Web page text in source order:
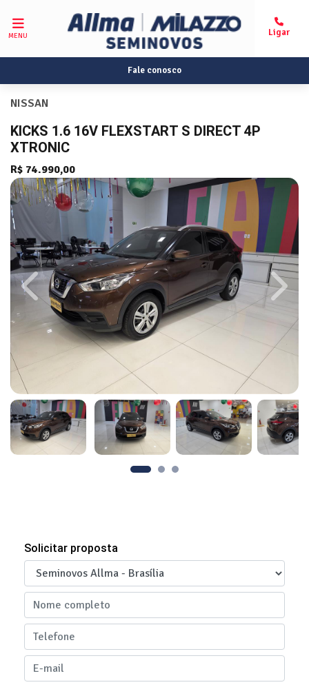
MENU
Fale conosco
NISSAN
KICKS 1.6 16V FLEXSTART S DIRECT 4P
XTRONIC
R$ 74.990,00
Previous Next
Solicitar proposta